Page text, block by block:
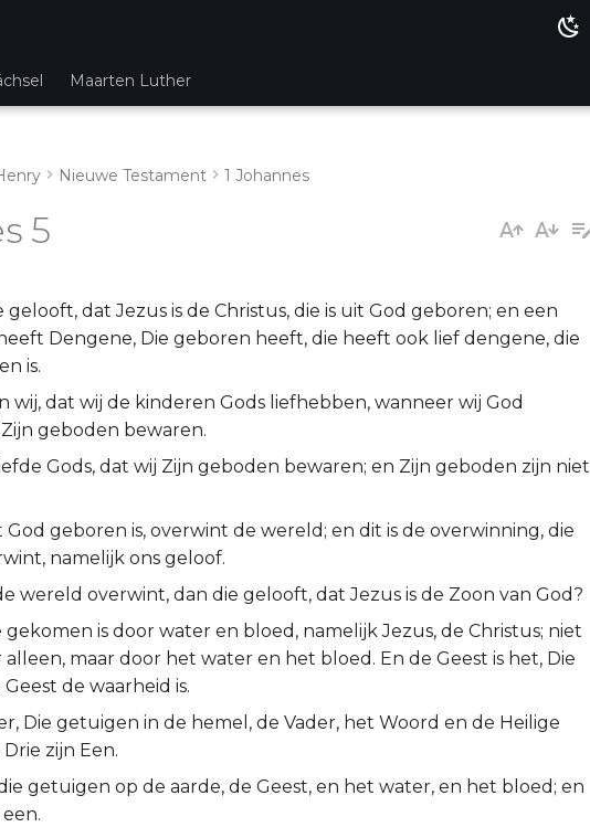
Maarten Luther
Nieuwe Testament 1 Johannes
5
gelooft, dat Jezus is de Christus, die is uit God geboren; en een
Dengene, Die geboren heeft, die heeft ook lief dengene, die
is.
wij, dat wij de kinderen Gods liefhebben, wanneer wij God
geboden bewaren.
Gods, dat wij Zijn geboden bewaren; en Zijn geboden zijn niet
geboren is, overwint de wereld; en dit is de overwinning, die
namelijk ons geloof.
wereld overwint, dan die gelooft, dat Jezus is de Zoon van God?
gekomen is door water en bloed, namelijk Jezus, de Christus; niet
maar door het water en het bloed. En de Geest is het, Die
de waarheid is.
Die getuigen in de hemel, de Vader, het Woord en de Heilige
zijn Een.
getuigen op de aarde, de Geest, en het water, en het bloed; en